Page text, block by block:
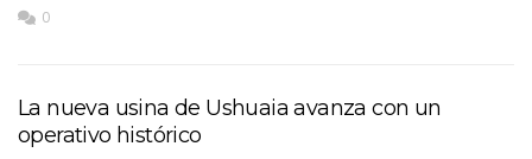
0
La nueva usina de Ushuaia avanza con un
operativo histórico